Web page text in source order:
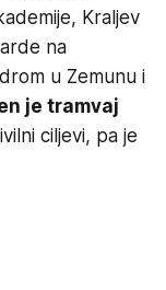
Kraljev
na
u Zemunu i
je tramvaj
ciljevi, pa je